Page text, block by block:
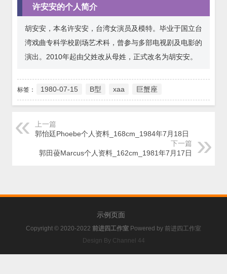
许安安的个人简介
胡安安，本名许安安，台湾女演员及模特。毕业于国立台
湾戏曲专科学校剧场艺术科，曾参与多部电视剧及电影的
演出。2010年起由父姓改从母姓，正式改名为胡安安。
标签： 1980-07-15 B型 xaa 巨蟹座
上一篇
郭怡廷Phoebe个人资料_168cm_1984年7月18日
下一篇
郭田葰Marcus个人资料_162cm_1981年7月17日
示例页面
Copyright © 2020-2022 前进四工作室 Powered by 前进四工作室
Design By Channel 44